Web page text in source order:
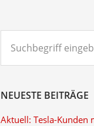
eingeben...
NEUESTE BEITRÄGE
Aktuell: Tesla-Kunden